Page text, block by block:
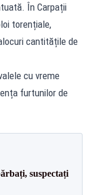
În Carpații
torențiale,
cantitățile de
cu vreme
furtunilor de
suspectați